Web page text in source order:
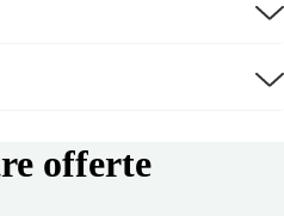
offerte